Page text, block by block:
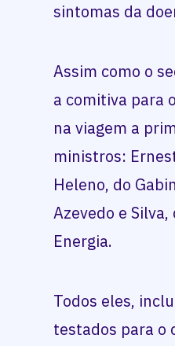
sintomas da
Assim como o
a comitiva para
na viagem a
ministros:
Heleno, do
Azevedo e
Energia.
Todos eles,
testados para o